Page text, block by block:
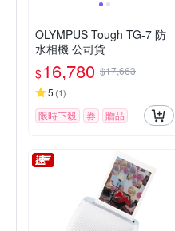
OLYMPUS Tough TG-7 防
水相機 公司貨
$16,780 $17,663
5 (1)
限時下殺 券 贈品